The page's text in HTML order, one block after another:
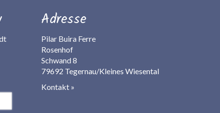
Adresse
Pilar Buira Ferre
Rosenhof
Schwand 8
79692 Tegernau/Kleines Wiesental
Kontakt »